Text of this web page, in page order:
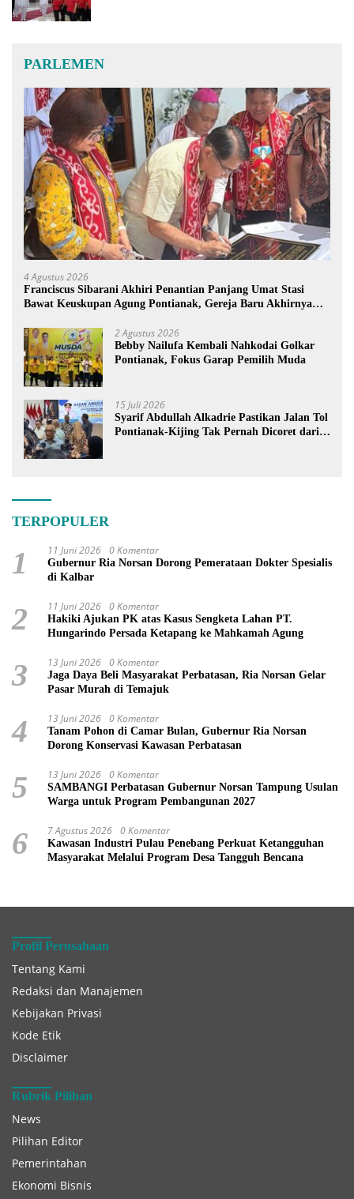
PARLEMEN
4 Agustus 2026
Franciscus Sibarani Akhiri Penantian Panjang Umat Stasi
Bawat Keuskupan Agung Pontianak, Gereja Baru Akhirnya
2 Agustus 2026
Bebby Nailufa Kembali Nahkodai Golkar
Pontianak, Fokus Garap Pemilih Muda
15 Juli 2026
Syarif Abdullah Alkadrie Pastikan Jalan Tol
Pontianak-Kijing Tak Pernah Dicoret dari
TERPOPULER
1 11 Juni 2026 0 Komentar
Gubernur Ria Norsan Dorong Pemerataan Dokter Spesialis
di Kalbar
2 11 Juni 2026 0 Komentar
Hakiki Ajukan PK atas Kasus Sengketa Lahan PT.
Hungarindo Persada Ketapang ke Mahkamah Agung
3 13 Juni 2026 0 Komentar
Jaga Daya Beli Masyarakat Perbatasan, Ria Norsan Gelar
Pasar Murah di Temajuk
4 13 Juni 2026 0 Komentar
Tanam Pohon di Camar Bulan, Gubernur Ria Norsan
Dorong Konservasi Kawasan Perbatasan
5 13 Juni 2026 0 Komentar
SAMBANGI Perbatasan Gubernur Norsan Tampung Usulan
Warga untuk Program Pembangunan 2027
6 7 Agustus 2026 0 Komentar
Kawasan Industri Pulau Penebang Perkuat Ketangguhan
Masyarakat Melalui Program Desa Tangguh Bencana
Profil Perusahaan
Tentang Kami
Redaksi dan Manajemen
Kebijakan Privasi
Kode Etik
Disclaimer
Rubrik Pilihan
News
Pilihan Editor
Pemerintahan
Ekonomi Bisnis